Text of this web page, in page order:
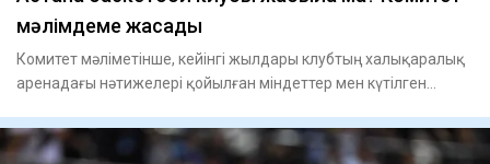
мәлімдеме жасады
Комитет мәліметінше, кейінгі жылдары клубтың халықаралық
аренадағы нәтижелері қойылған міндеттер мен күтілген